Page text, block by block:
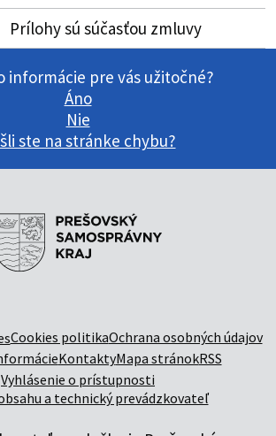
Prílohy sú súčasťou zmluvy
informácie pre vás užitočné?
Áno
Nie
ste na stránke chybu?
Cookies politikaOchrana osobných údajov
KontaktyMapa stránokRSS
Vyhlásenie o prístupnosti
a technický prevádzkovateľ